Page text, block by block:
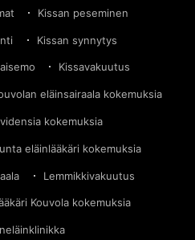
Kissan peseminen
Kissan synnytys
Kissavakuutus
eläinsairaala kokemuksia
kokemuksia
eläinlääkäri kokemuksia
Lemmikkivakuutus
Kouvola kokemuksia